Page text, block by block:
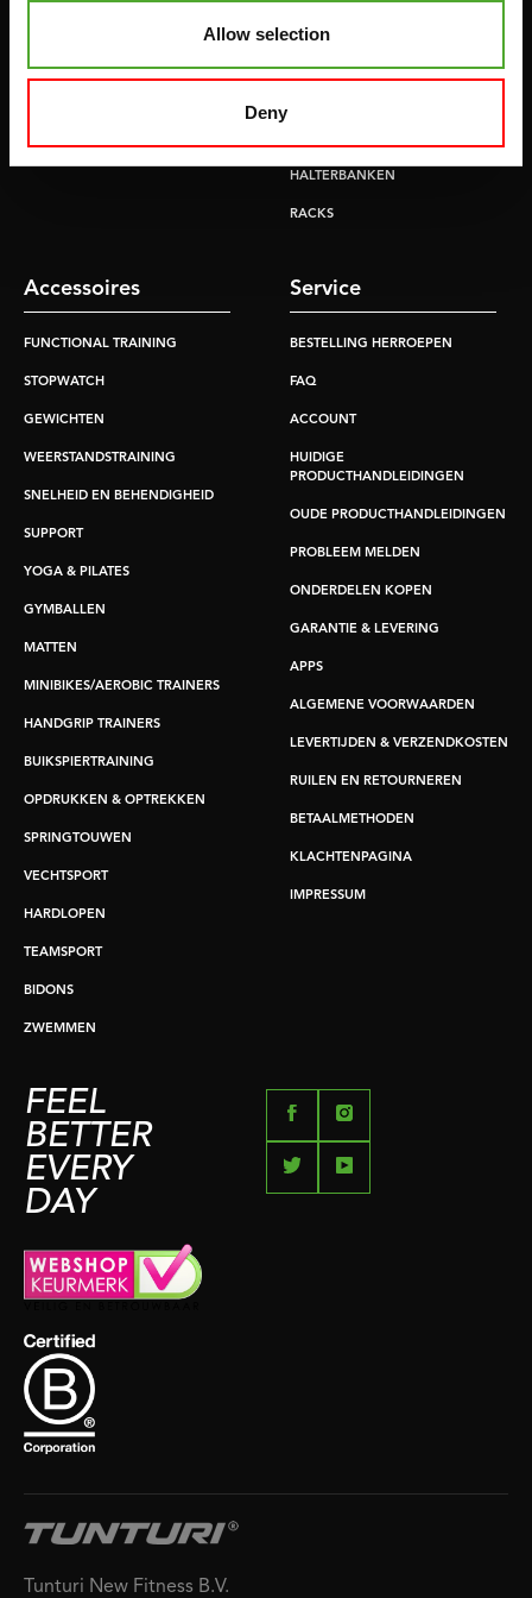
Allow selection
Deny
KRACHT STATIONS
HALTERBANKEN
RACKS
Accessoires
FUNCTIONAL TRAINING
STOPWATCH
GEWICHTEN
WEERSTANDSTRAINING
SNELHEID EN BEHENDIGHEID
SUPPORT
YOGA & PILATES
GYMBALLEN
MATTEN
MINIBIKES/AEROBIC TRAINERS
HANDGRIP TRAINERS
BUIKSPIERTRAINING
OPDRUKKEN & OPTREKKEN
SPRINGTOUWEN
VECHTSPORT
HARDLOPEN
TEAMSPORT
BIDONS
ZWEMMEN
Service
BESTELLING HERROEPEN
FAQ
ACCOUNT
HUIDIGE
PRODUCTHANDLEIDINGEN
OUDE PRODUCTHANDLEIDINGEN
PROBLEEM MELDEN
ONDERDELEN KOPEN
GARANTIE & LEVERING
APPS
ALGEMENE VOORWAARDEN
LEVERTIJDEN & VERZENDKOSTEN
RUILEN EN RETOURNEREN
BETAALMETHODEN
KLACHTENPAGINA
IMPRESSUM
FEEL
BETTER
EVERY
DAY
Tunturi New Fitness B.V.